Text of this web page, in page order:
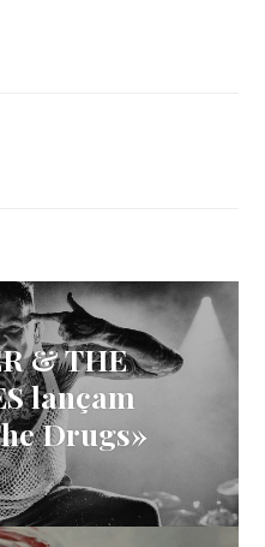
& THE
lançam
Drugs»